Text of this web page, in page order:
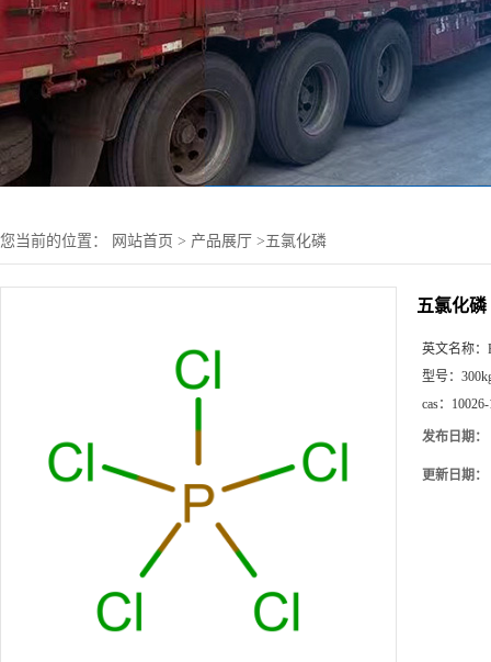
您当前的位置： 网站首页 > 产品展厅 >五氯化磷
五氯化磷
英文名称：
型号：
cas：
发布日期：
更新日期：